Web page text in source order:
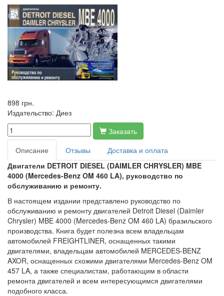
898 грн.
Издательство: Диез
Заказать
Описание
Отзывы
Доставка и оплата
Двигатели DETROIT DIESEL (DAIMLER CHRYSLER) MBE
4000 (Mercedes-Benz OM 460 LA), руководство по
обслуживанию и ремонту.
В настоящем издании представлено руководство по
обслуживанию и ремонту двигателей Detroit Diesel (Daimler
Chrysler) MBE 4000 (Mercedes-Benz OM 460 LA) бразильского
производства. Книга будет полезна всем владельцам
автомобилей FREIGHTLINER, оснащенных такими
двигателями, владельцам автомобилей MERCEDES-BENZ
AXOR, оснащенных схожими двигателями Mercedes-Benz OM
457 LA, а также специалистам, работающим в области
ремонта двигателей и всем интересующимся двигателями
подобного класса.